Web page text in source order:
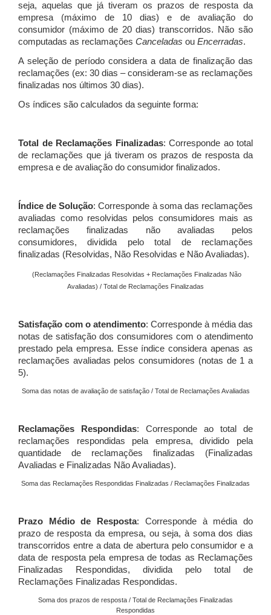
seja, aquelas que já tiveram os prazos de resposta da
empresa (máximo de 10 dias) e de avaliação do
consumidor (máximo de 20 dias) transcorridos. Não são
computadas as reclamações Canceladas ou Encerradas.
A seleção de período considera a data de finalização das
reclamações (ex: 30 dias – consideram-se as reclamações
finalizadas nos últimos 30 dias).
Os índices são calculados da seguinte forma:
Total de Reclamações Finalizadas: Corresponde ao total
de reclamações que já tiveram os prazos de resposta da
empresa e de avaliação do consumidor finalizados.
Índice de Solução: Corresponde à soma das reclamações
avaliadas como resolvidas pelos consumidores mais as
reclamações finalizadas não avaliadas pelos
consumidores, dividida pelo total de reclamações
finalizadas (Resolvidas, Não Resolvidas e Não Avaliadas).
(Reclamações Finalizadas Resolvidas + Reclamações Finalizadas Não
Avaliadas) / Total de Reclamações Finalizadas
Satisfação com o atendimento: Corresponde à média das
notas de satisfação dos consumidores com o atendimento
prestado pela empresa. Esse índice considera apenas as
reclamações avaliadas pelos consumidores (notas de 1 a
5).
Soma das notas de avaliação de satisfação / Total de Reclamações Avaliadas
Reclamações Respondidas: Corresponde ao total de
reclamações respondidas pela empresa, dividido pela
quantidade de reclamações finalizadas (Finalizadas
Avaliadas e Finalizadas Não Avaliadas).
Soma das Reclamações Respondidas Finalizadas / Reclamações Finalizadas
Prazo Médio de Resposta: Corresponde à média do
prazo de resposta da empresa, ou seja, à soma dos dias
transcorridos entre a data de abertura pelo consumidor e a
data de resposta pela empresa de todas as Reclamações
Finalizadas Respondidas, dividida pelo total de
Reclamações Finalizadas Respondidas.
Soma dos prazos de resposta / Total de Reclamações Finalizadas
Respondidas